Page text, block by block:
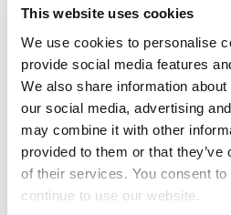
This website uses cookies
We use cookies to personalise
provide social media features
We also share information
our social media, advertising
may combine it with other
provided to them or that
of their services. You consent
continue to use our website.
et coordonne un réseau de
Outre un équipement de haute
d'automatisation
professionnelles
contrôle-commande
Les filiales du groupe
BMA GmbH,
BMA America,